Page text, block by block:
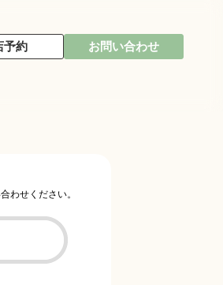
予約 お問い合わせ
わせください。